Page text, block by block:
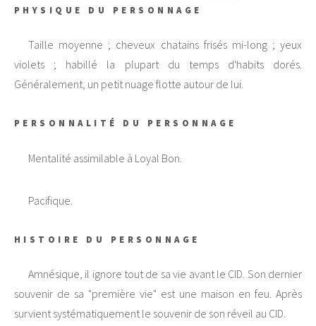
PHYSIQUE DU PERSONNAGE
Taille moyenne ; cheveux chatains frisés mi-long ; yeux
violets ; habillé la plupart du temps d'habits dorés.
Généralement, un petit nuage flotte autour de lui.
PERSONNALITÉ DU PERSONNAGE
Mentalité assimilable à Loyal Bon.
Pacifique.
HISTOIRE DU PERSONNAGE
Amnésique, il ignore tout de sa vie avant le CID. Son dernier
souvenir de sa "première vie" est une maison en feu. Après
survient systématiquement le souvenir de son réveil au CID.